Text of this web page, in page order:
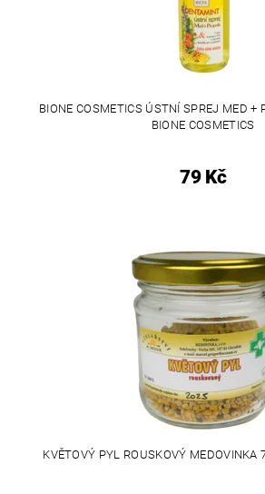
BIONE COSMETICS ÚSTNÍ SPREJ MED +
BIONE COSMETICS
79 Kč
KVĚTOVÝ PYL ROUSKOVÝ MEDOVINKA